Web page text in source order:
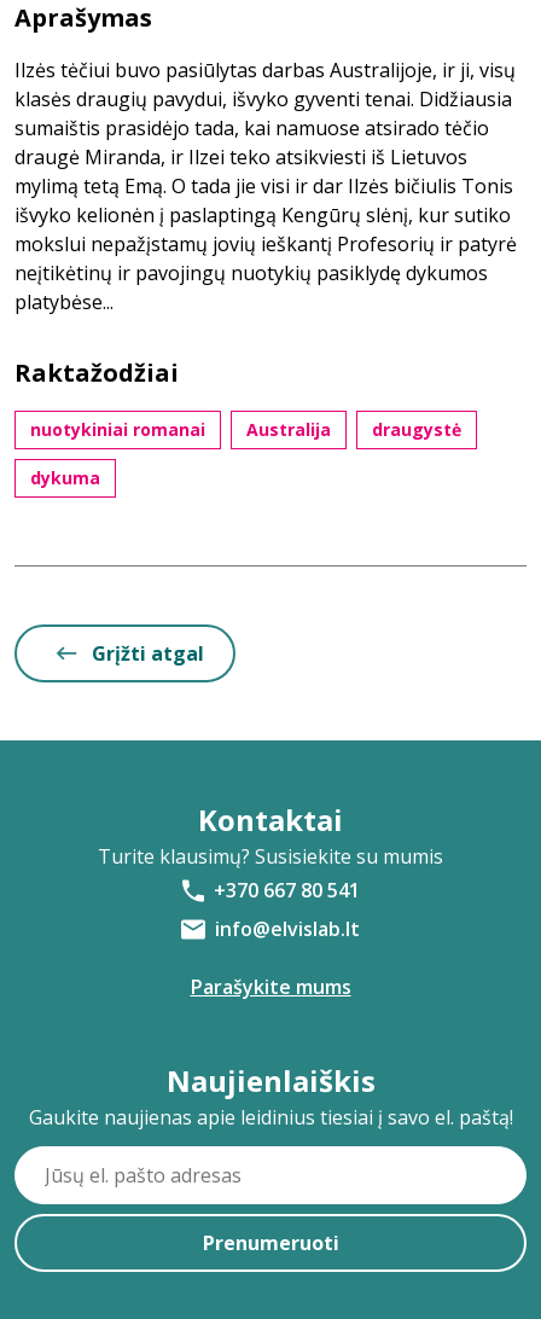
Aprašymas
Ilzės tėčiui buvo pasiūlytas darbas Australijoje, ir ji, visų
klasės draugių pavydui, išvyko gyventi tenai. Didžiausia
sumaištis prasidėjo tada, kai namuose atsirado tėčio
draugė Miranda, ir Ilzei teko atsikviesti iš Lietuvos
mylimą tetą Emą. O tada jie visi ir dar Ilzės bičiulis Tonis
išvyko kelionėn į paslaptingą Kengūrų slėnį, kur sutiko
mokslui nepažįstamų jovių ieškantį Profesorių ir patyrė
neįtikėtinų ir pavojingų nuotykių pasiklydę dykumos
platybėse...
Raktažodžiai
nuotykiniai romanai Australija draugystė
dykuma
Grįžti atgal
Kontaktai
Turite klausimų? Susisiekite su mumis
+370 667 80 541
info@elvislab.lt
Parašykite mums
Naujienlaiškis
Gaukite naujienas apie leidinius tiesiai į savo el. paštą!
Prenumeruoti